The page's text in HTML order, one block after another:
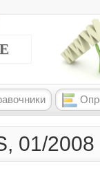
01/2008